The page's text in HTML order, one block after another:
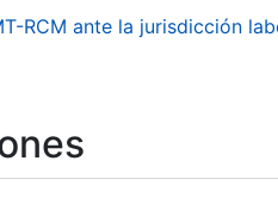
RCM ante la jurisdicción